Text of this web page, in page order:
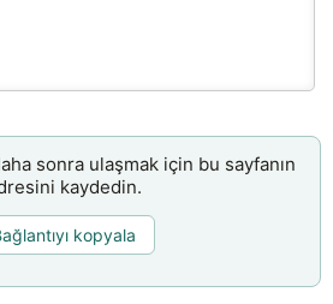
sonra ulaşmak için bu sayfanın
kaydedin.
kopyala